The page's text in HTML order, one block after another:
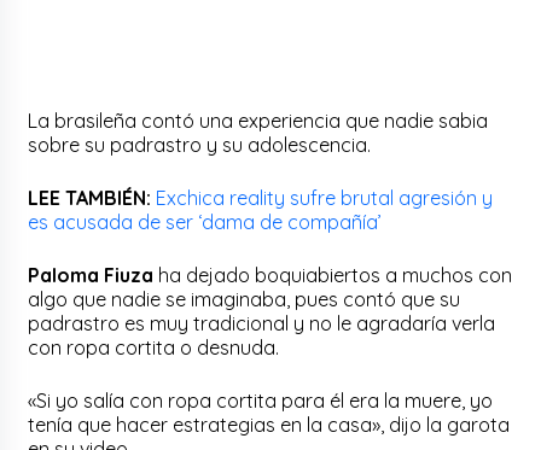
La brasileña contó una experiencia que nadie sabia
sobre su padrastro y su adolescencia.
LEE TAMBIÉN: Exchica reality sufre brutal agresión y
es acusada de ser ‘dama de compañía’
Paloma Fiuza ha dejado boquiabiertos a muchos con
algo que nadie se imaginaba, pues contó que su
padrastro es muy tradicional y no le agradaría verla
con ropa cortita o desnuda.
«Si yo salía con ropa cortita para él era la muere, yo
tenía que hacer estrategias en la casa», dijo la garota